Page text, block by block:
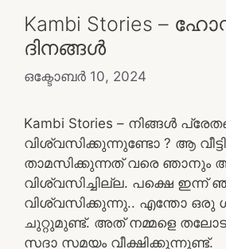
Kambi Stories –
ദിനങ്ങൾ
ഒക്ടോബർ 10, 2024
Kambi Stories – നിങ്ങൾ
വിശ്വസിക്കുന്നുണ്ടോ ? ആ
താമസിക്കുന്നത് വരെ ഞാനും
വിശ്വസിച്ചില്ല. പക്ഷെ ഇന്ന്
വിശ്വസിക്കുന്നു.. എന്തോ ഒരു
ചുറ്റുമുണ്ട്. അത് നമ്മളെ
സദാ സമയം വീക്ഷിക്കുന്നുണ്ട്.